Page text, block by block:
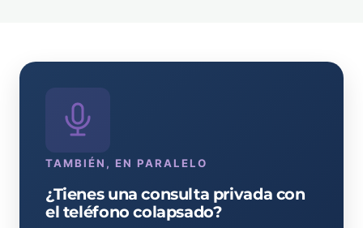
TAMBIÉN, EN PARALELO
¿Tienes una consulta privada con
el teléfono colapsado?